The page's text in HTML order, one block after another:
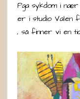
Pga sykdom i
er i studio Valen
, så finner vi en